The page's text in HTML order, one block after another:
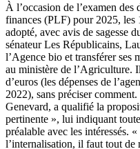
À l’occasion de l’examen des
finances (PLF) pour 2025, les
adopté, avec avis de sagesse
sénateur Les Républicains,
l’Agence bio et transférer ses
au ministère de l’Agriculture.
d’euros (les dépenses de
2022), sans préciser
Genevard, a qualifié la
pertinente », lui indiquant
préalable avec les intéressés.
l’internalisation, il faut tout de